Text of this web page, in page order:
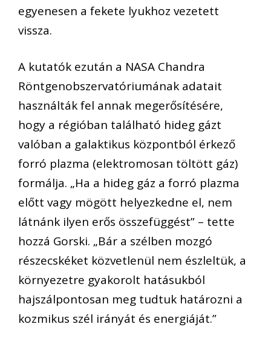
egyenesen a fekete lyukhoz vezetett
vissza.
A kutatók ezután a NASA Chandra
Röntgenobszervatóriumának adatait
használták fel annak megerősítésére,
hogy a régióban található hideg gázt
valóban a galaktikus központból érkező
forró plazma (elektromosan töltött gáz)
formálja. „Ha a hideg gáz a forró plazma
előtt vagy mögött helyezkedne el, nem
látnánk ilyen erős összefüggést” – tette
hozzá Gorski. „Bár a szélben mozgó
részecskéket közvetlenül nem észleltük, a
környezetre gyakorolt hatásukból
hajszálpontosan meg tudtuk határozni a
kozmikus szél irányát és energiáját.”